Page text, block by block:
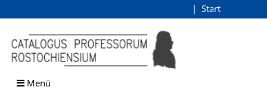
Browsen
direkt zum Inhalt
Start
Menü